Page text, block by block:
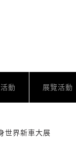
動 展覽活動
世界新車大展